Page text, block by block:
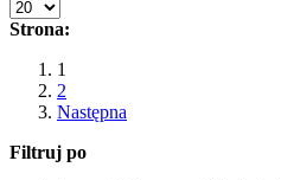
Strona:
1
2
Następna
Filtruj po